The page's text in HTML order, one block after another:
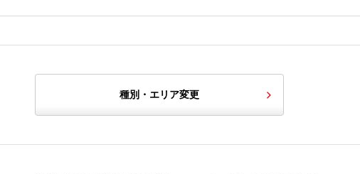
種別・エリア変更